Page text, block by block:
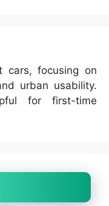
cars, focusing on
urban usability.
for first-time